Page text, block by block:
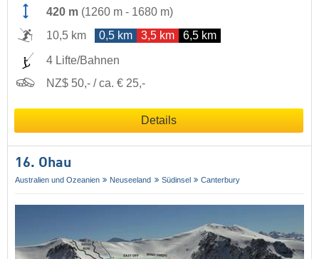
420 m (1260 m - 1680 m)
10,5 km
0,5 km 3,5 km 6,5 km
4 Lifte/Bahnen
NZ$ 50,- / ca. € 25,-
Details
16. Ohau
Australien und Ozeanien Neuseeland Südinsel Canterbury